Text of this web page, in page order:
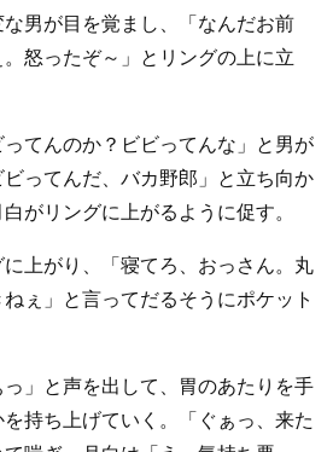
男が目を覚まし、「なんだお前
怒ったぞ～」とリングの上に立
ってんのか？ビビってんな」と男が
ってんだ、バカ野郎」と立ち向か
がリングに上がるように促す。
上がり、「寝てろ、おっさん。丸
ぇ」と言ってだるそうにポケット
」と声を出して、胃のあたりを手
持ち上げていく。「ぐぁっ、来た